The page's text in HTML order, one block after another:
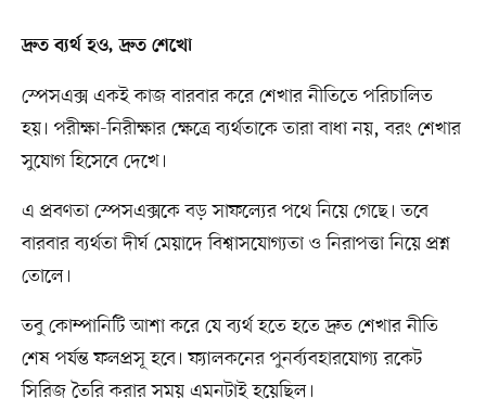
দ্রুত ব্যর্থ হও, দ্রুত শেখো
স্পেসএক্স একই কাজ বারবার করে শেখার নীতিতে পরিচালিত
হয়। পরীক্ষা-নিরীক্ষার ক্ষেত্রে ব্যর্থতাকে তারা বাধা নয়, বরং শেখার
সুযোগ হিসেবে দেখে।
এ প্রবণতা স্পেসএক্সকে বড় সাফল্যের পথে নিয়ে গেছে। তবে
বারবার ব্যর্থতা দীর্ঘ মেয়াদে বিশ্বাসযোগ্যতা ও নিরাপত্তা নিয়ে প্রশ্ন
তোলে।
তবু কোম্পানিটি আশা করে যে ব্যর্থ হতে হতে দ্রুত শেখার নীতি
শেষ পর্যন্ত ফলপ্রসূ হবে। ফ্যালকনের পুনর্ব্যবহারযোগ্য রকেট
সিরিজ তৈরি করার সময় এমনটাই হয়েছিল।